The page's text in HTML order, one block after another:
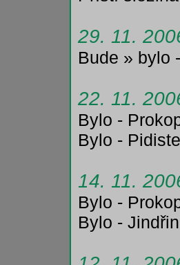
29. 11.
Bude » bylo
22. 11.
Bylo -
Bylo -
14. 11.
Bylo -
Bylo -